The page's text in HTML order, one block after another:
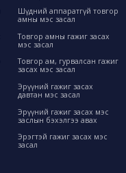
Шүдний аппаратгүй товгор
амны мэс засал
Товгор амны гажиг засах
мэс засал
Товгор ам, гурвалсан гажиг
засах мэс засал
Эрүүний гажиг засах
давтан мэс засал
Эрүүний гажиг засах мэс
заслын бэхэлгээ авах
Эрэгтэй гажиг засах мэс
засал